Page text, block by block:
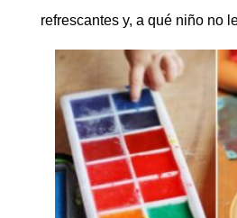
refrescantes y, a qué niño no